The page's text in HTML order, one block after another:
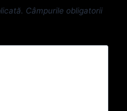
Câmpurile obligatorii